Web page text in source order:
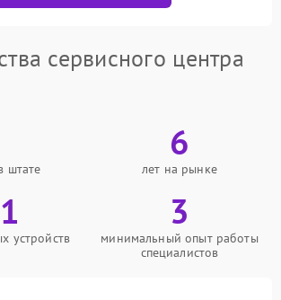
сервисного центра
штате
6
лет на рынке
устройств
3
минимальный опыт работы
специалистов